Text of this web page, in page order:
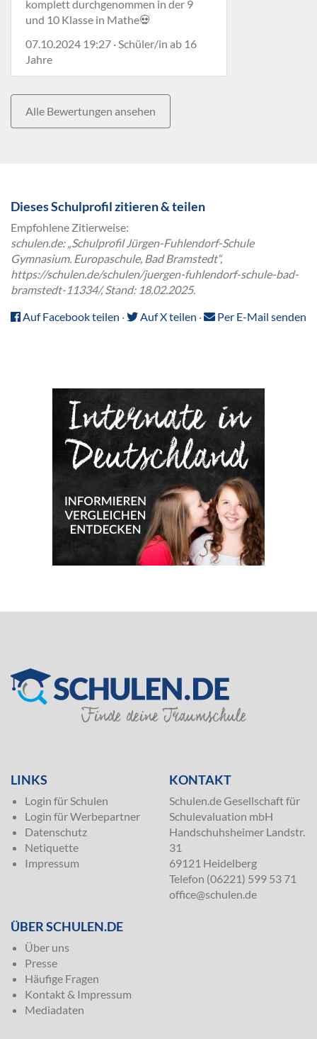
komplett durchgenommen in der 9
und 10 Klasse in Mathe💀
07.10.2024 19:27 · Schüler/in ab 16
Jahre
Alle Bewertungen ansehen
Dieses Schulprofil zitieren & teilen
Empfohlene Zitierweise:
schulen.de: „Schulprofil Jürgen-Fuhlendorf-Schule
Gymnasium. Europaschule, Bad Bramstedt“,
https://schulen.de/schulen/juergen-fuhlendorf-schule-bad-
bramstedt-11334/, Stand: 18.02.2025.
Auf Facebook teilen · Auf X teilen · Per E-Mail senden
LINKS
Login für Schulen
Login für Werbepartner
Datenschutz
Netiquette
Impressum
KONTAKT
Schulen.de Gesellschaft für
Schulevaluation mbH
Handschuhsheimer Landstr.
31
69121 Heidelberg
Telefon (06221) 599 53 71
office@schulen.de
ÜBER SCHULEN.DE
Über uns
Presse
Häufige Fragen
Kontakt & Impressum
Mediadaten